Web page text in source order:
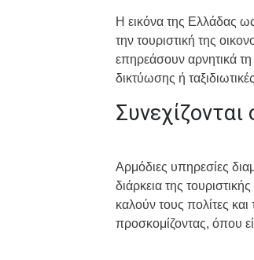
Η εικόνα της Ελλάδας
την τουριστική της
επηρεάσουν αρνητικά
δικτύωσης ή
Συνεχίζονται
Αρμόδιες υπηρεσίες
διάρκεια της
καλούν τους πολίτες
προσκομίζοντας, όπου